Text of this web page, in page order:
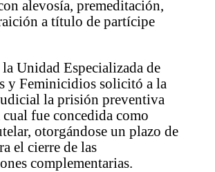
alevosía, premeditación,
a título de partícipe
Unidad Especializada de
y Feminicidios solicitó a la
la prisión preventiva
fue concedida como
otorgándose un plazo de
el cierre de las
complementarias.